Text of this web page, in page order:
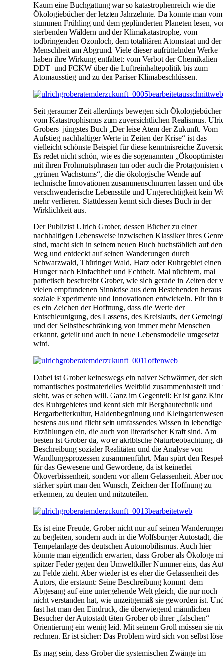
Kaum eine Buchgattung war so katastrophenreich wie die
Ökologiebücher der letzten Jahrzehnte. Da konnte man vom
stummen Frühling und dem geplünderten Planeten lesen,
sterbenden Wäldern und der Klimakatastrophe, vom
todbringenden Ozonloch, dem totalitären Atomstaat und der
Menschheit am Abgrund. Viele dieser aufrüttelnden Werke
haben ihre Wirkung entfaltet: vom Verbot der Chemikalien
DDT und FCKW über die Luftreinhaltepolitik bis zum
Atomausstieg und zu den Pariser Klimabeschlüssen.
Seit geraumer Zeit allerdings bewegen sich Ökologiebücher
vom Katastrophismus zum zuversichtlichen Realismus.
Grobers jüngstes Buch „Der leise Atem der Zukunft. Vom
Aufstieg nachhaltiger Werte in Zeiten der Krise“ ist das
vielleicht schönste Beispiel für diese kenntnisreiche
Es redet nicht schön, wie es die sogenannten
mit ihren Frohmutsphrasen tun oder auch die Protagonisten
„grünen Wachstums“, die die ökologische Wende auf
technische Innovationen zusammenschnurren lassen und
verschwenderische Lebensstile und Ungerechtigkeit kein
mehr verlieren. Stattdessen kennt sich dieses Buch in der
Wirklichkeit aus.
Der Publizist Ulrich Grober, dessen Bücher zu einer
nachhaltigen Lebensweise inzwischen Klassiker ihres
sind, macht sich in seinem neuen Buch buchstäblich auf den
Weg und entdeckt auf seinen Wanderungen durch
Schwarzwald, Thüringer Wald, Harz oder Ruhrgebiet einen
Hunger nach Einfachheit und Echtheit. Mal nüchtern, mal
pathetisch beschreibt Grober, wie sich gerade in Zeiten der
vielen empfundenen Sinnkrise aus dem Bestehenden heraus
soziale Experimente und Innovationen entwickeln. Für ihn
es ein Zeichen der Hoffnung, dass die Werte der
Entschleunigung, des Lassens, des Kreislaufs, der
und der Selbstbeschränkung von immer mehr Menschen
erkannt, geteilt und auch in neue Lebensmodelle umgesetzt
wird.
Dabei ist Grober keineswegs ein naiver Schwärmer, der
romantisches postmaterielles Weltbild zusammenbastelt und
sieht, was er sehen will. Ganz im Gegenteil: Er ist ganz
des Ruhrgebietes und kennt sich mit Bergbautechnik und
Bergarbeiterkultur, Haldenbegrünung und
bestens aus und flicht sein umfassendes Wissen in lebendige
Erzählungen ein, die auch von literarischer Kraft sind. Am
besten ist Grober da, wo er akribische Naturbeobachtung,
Beschreibung sozialer Realitäten und die Analyse von
Wandlungsprozessen zusammenführt. Man spürt den
für das Gewesene und Gewordene, da ist keinerlei
Ökoverbissenheit, sondern vor allem Gelassenheit. Aber
stärker spürt man den Wunsch, Zeichen der Hoffnung zu
erkennen, zu deuten und mitzuteilen.
Es ist eine Freude, Grober nicht nur auf seinen
zu begleiten, sondern auch in die Wolfsburger Autostadt, die
Tempelanlage des deutschen Automobilismus. Auch hier
könnte man eigentlich erwarten, dass Grober als Ökologe
spitzer Feder gegen den Umweltkiller Nummer eins, das
zu Felde zieht. Aber wieder ist es eher die Gelassenheit des
Autors, die erstaunt: Seine Beschreibung kommt dem
Abgesang auf eine untergehende Welt gleich, die nur noch
nicht verstanden hat, wie unzeitgemäß sie geworden ist.
fast hat man den Eindruck, die überwiegend männlichen
Besucher der Autostadt täten Grober ob ihrer „falschen“
Orientierung ein wenig leid. Mit seinem Groll müssen sie
rechnen. Er ist sicher: Das Problem wird sich von selbst
Es mag sein, dass Grober die systemischen Zwänge im